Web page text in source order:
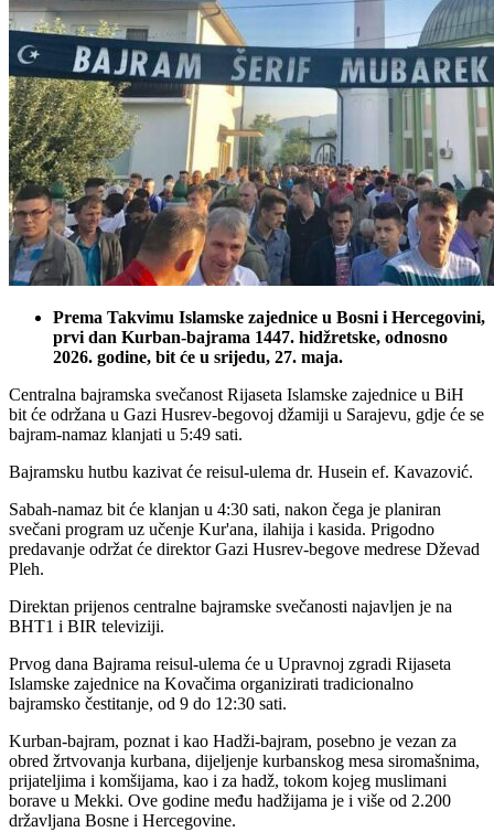
Prema Takvimu Islamske zajednice u Bosni i Hercegovini,
prvi dan Kurban-bajrama 1447. hidžretske, odnosno
2026. godine, bit će u srijedu, 27. maja.
Centralna bajramska svečanost Rijaseta Islamske zajednice u BiH
bit će održana u Gazi Husrev-begovoj džamiji u Sarajevu, gdje će se
bajram-namaz klanjati u 5:49 sati.
Bajramsku hutbu kazivat će reisul-ulema dr. Husein ef. Kavazović.
Sabah-namaz bit će klanjan u 4:30 sati, nakon čega je planiran
svečani program uz učenje Kur'ana, ilahija i kasida. Prigodno
predavanje održat će direktor Gazi Husrev-begove medrese Dževad
Pleh.
Direktan prijenos centralne bajramske svečanosti najavljen je na
BHT1 i BIR televiziji.
Prvog dana Bajrama reisul-ulema će u Upravnoj zgradi Rijaseta
Islamske zajednice na Kovačima organizirati tradicionalno
bajramsko čestitanje, od 9 do 12:30 sati.
Kurban-bajram, poznat i kao Hadži-bajram, posebno je vezan za
obred žrtvovanja kurbana, dijeljenje kurbanskog mesa siromašnima,
prijateljima i komšijama, kao i za hadž, tokom kojeg muslimani
borave u Mekki. Ove godine među hadžijama je i više od 2.200
državljana Bosne i Hercegovine.